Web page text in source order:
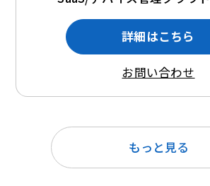
詳細はこちら
お問い合わせ
もっと見る